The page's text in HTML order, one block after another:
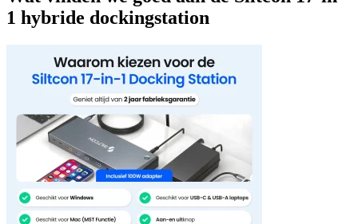
1 hybride dockingstation